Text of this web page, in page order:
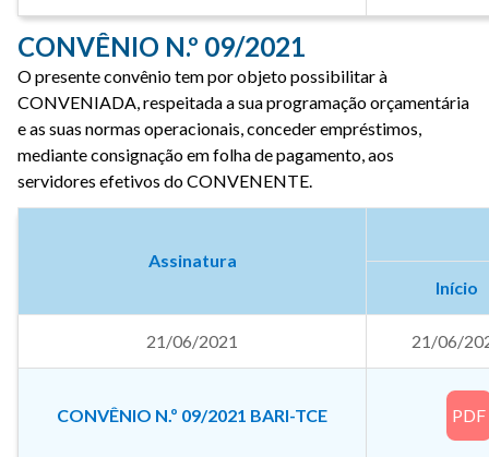
CONVÊNIO N.º 09/2021
O presente convênio tem por objeto possibilitar à
CONVENIADA, respeitada a sua programação orçamentária
e as suas normas operacionais, conceder empréstimos,
mediante consignação em folha de pagamento, aos
servidores efetivos do CONVENENTE.
Assinatura
Início
21/06/2021 21/06/
CONVÊNIO N.º 09/2021 BARI-TCE PDF